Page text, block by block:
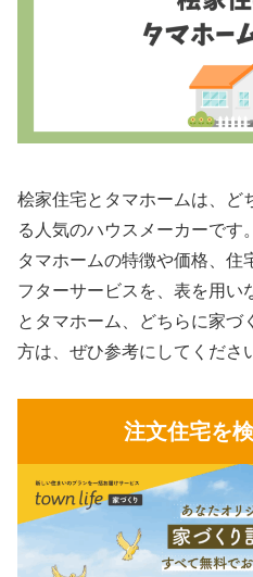
桧家住宅とタマホームは、ど
る人気のハウスメーカーです
タマホームの特徴や価格、住
フターサービスを、表を用い
とタマホーム、どちらに家づ
方は、ぜひ参考にしてくださ
注文住宅を